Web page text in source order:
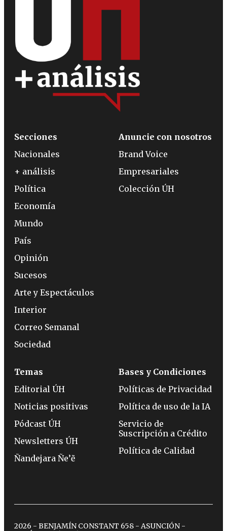
Secciones
Nacionales
+ análisis
Política
Economía
Mundo
País
Opinión
Sucesos
Arte y Espectáculos
Interior
Correo Semanal
Sociedad
Anuncie con nosotros
Brand Voice
Empresariales
Colección ÚH
Temas
Editorial ÚH
Noticias positivas
Pódcast ÚH
Newsletters ÚH
Ñandejara Ñe’ẽ
Bases y Condiciones
Políticas de Privacidad
Política de uso de la IA
Servicio de
Suscripción a Crédito
Política de Calidad
2026 - BENJAMÍN CONSTANT 658 - ASUNCIÓN -